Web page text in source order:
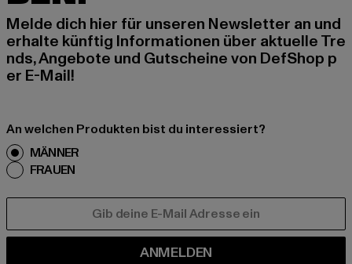
Melde dich hier für unseren Newsletter an und
erhalte künftig Informationen über aktuelle Tre
nds, Angebote und Gutscheine von DefShop p
er E-Mail!
An welchen Produkten bist du interessiert?
MÄNNER
FRAUEN
ANMELDEN